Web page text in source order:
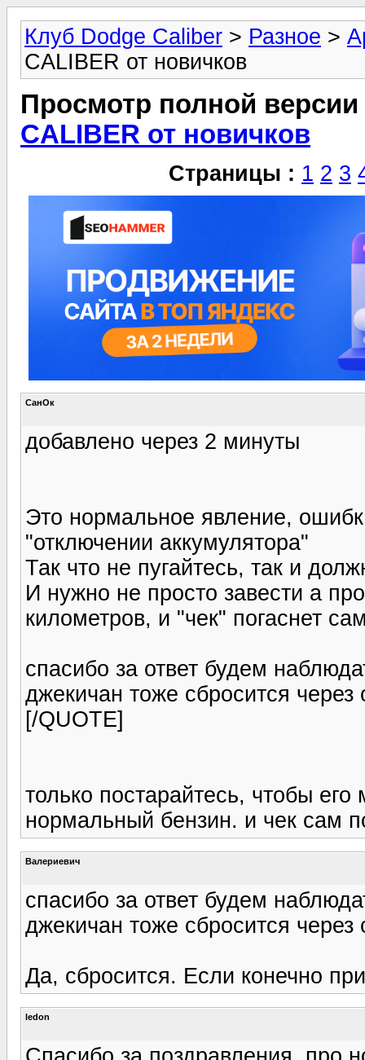
Клуб Dodge Caliber > Разное >
CALIBER от новичков
Просмотр полной
CALIBER от новичков
Страницы : 1 2 3
СанОк
добавлено через 2 минуты
Это нормальное явление,
"отключении аккумулятора"
Так что не пугайтесь, так и
И нужно не просто завести а
километров, и "чек" погаснет
спасибо за ответ будем
джекичан тоже сбросится
[/QUOTE]
только постарайтесь, чтобы
нормальный бензин. и чек сам
Валериевич
спасибо за ответ будем
джекичан тоже сбросится
Да, сбросится. Если конечно
ledon